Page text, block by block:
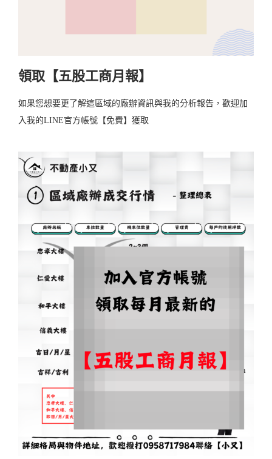
領取【五股工商月報】
如果您想要更了解這區域的廠辦資訊與我的分析報告，歡迎加
入我的LINE官方帳號【免費】獲取